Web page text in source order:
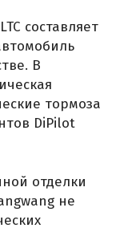
составляет
В
тормоза
DiPilot
отделки
не